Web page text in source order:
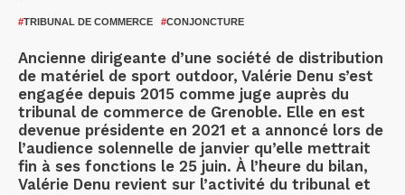
#TRIBUNAL DE COMMERCE #CONJONCTURE
Ancienne dirigeante d’une société de distribution
de matériel de sport outdoor, Valérie Denu s’est
engagée depuis 2015 comme juge auprès du
tribunal de commerce de Grenoble. Elle en est
devenue présidente en 2021 et a annoncé lors de
l’audience solennelle de janvier qu’elle mettrait
fin à ses fonctions le 25 juin. À l’heure du bilan,
Valérie Denu revient sur l’activité du tribunal et